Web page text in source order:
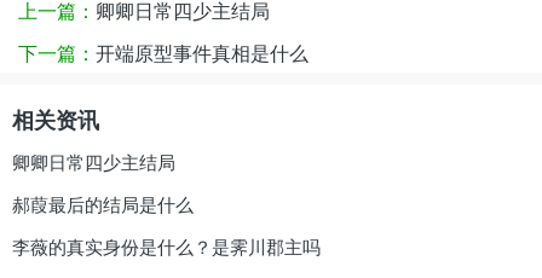
上一篇： 卿卿日常四少主结局
下一篇： 开端原型事件真相是什么
相关资讯
卿卿日常四少主结局
郝葭最后的结局是什么
李薇的真实身份是什么？是霁川郡主吗